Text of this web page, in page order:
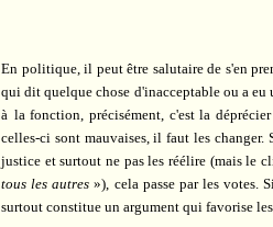
En politique, il peut être salutaire de s'en
qui dit quelque chose d'inacceptable ou a
à la fonction, précisément, c'est la
celles-ci sont mauvaises, il faut les changer.
justice et surtout ne pas les réélire (mais le
tous les autres »), cela passe par les votes.
surtout constitue un argument qui favorise